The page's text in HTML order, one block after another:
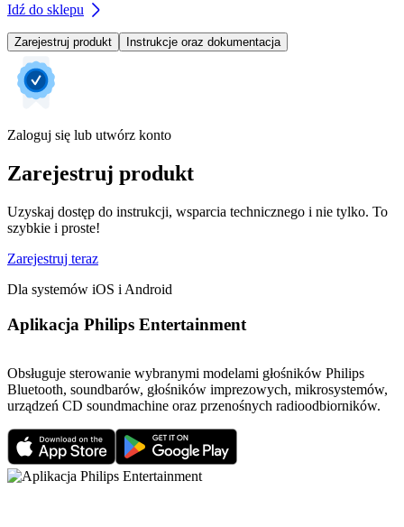
Idź do sklepu
Zarejestruj produkt Instrukcje oraz dokumentacja
Zaloguj się lub utwórz konto
Zarejestruj produkt
Uzyskaj dostęp do instrukcji, wsparcia technicznego i nie tylko. To
szybkie i proste!
Zarejestruj teraz
Dla systemów iOS i Android
Aplikacja Philips Entertainment
Obsługuje sterowanie wybranymi modelami głośników Philips
Bluetooth, soundbarów, głośników imprezowych, mikrosystemów,
urządzeń CD soundmachine oraz przenośnych radioodbiorników.